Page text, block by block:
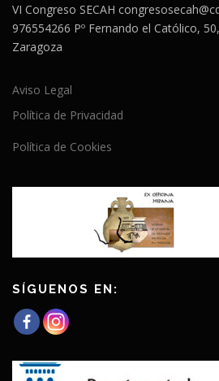
VI Congreso SECAH
976554266 Pº Fernando el Católico,
Zaragoza
Aviso Legal
Política de Privacidad
Política de Cookies
SÍGUENOS EN: